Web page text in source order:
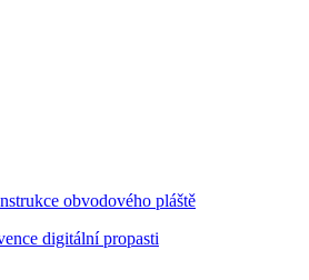
obvodového pláště
digitální propasti